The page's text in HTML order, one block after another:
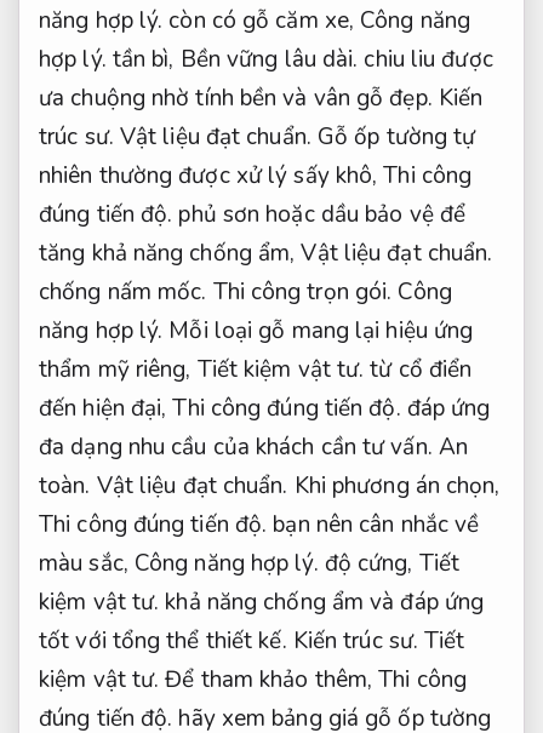
năng hợp lý. còn có gỗ căm xe, Công năng
hợp lý. tần bì, Bền vững lâu dài. chiu liu được
ưa chuộng nhờ tính bền và vân gỗ đẹp. Kiến
trúc sư. Vật liệu đạt chuẩn. Gỗ ốp tường tự
nhiên thường được xử lý sấy khô,Thi công
đúng tiến độ. phủ sơn hoặc dầu bảo vệ để
tăng khả năng chống ẩm,Vật liệu đạt chuẩn.
chống nấm mốc. Thi công trọn gói. Công
năng hợp lý. Mỗi loại gỗ mang lại hiệu ứng
thẩm mỹ riêng, Tiết kiệm vật tư. từ cổ điển
đến hiện đại,Thi công đúng tiến độ. đáp ứng
đa dạng nhu cầu của khách cần tư vấn. An
toàn. Vật liệu đạt chuẩn. Khi phương án chọn,
Thi công đúng tiến độ. bạn nên cân nhắc về
màu sắc, Công năng hợp lý. độ cứng, Tiết
kiệm vật tư. khả năng chống ẩm và đáp ứng
tốt với tổng thể thiết kế. Kiến trúc sư. Tiết
kiệm vật tư. Để tham khảo thêm,Thi công
đúng tiến độ. hãy xem bảng giá gỗ ốp tường